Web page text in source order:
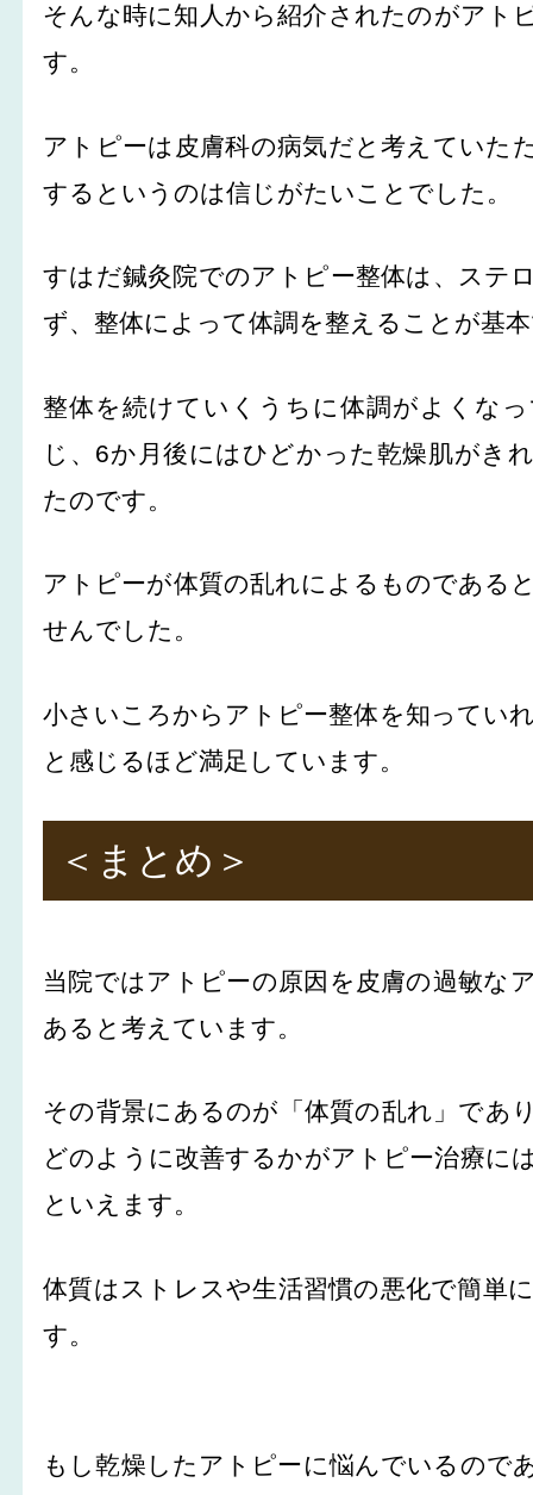
そんな時に知人から紹介されたのがアト
す。
アトピーは皮膚科の病気だと考えていた
するというのは信じがたいことでした。
すはだ鍼灸院でのアトピー整体は、ステ
ず、整体によって体調を整えることが基
整体を続けていくうちに体調がよくな
じ、6か月後にはひどかった乾燥肌がき
たのです。
アトピーが体質の乱れによるものである
せんでした。
小さいころからアトピー整体を知ってい
と感じるほど満足しています。
＜まとめ＞
当院ではアトピーの原因を皮膚の過敏な
あると考えています。
その背景にあるのが「体質の乱れ」であ
どのように改善するかがアトピー治療に
といえます。
体質はストレスや生活習慣の悪化で簡単
す。
もし乾燥したアトピーに悩んでいるので